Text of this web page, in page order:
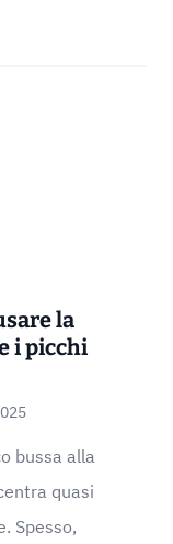
la
i picchi
bussa alla
quasi
Spesso,